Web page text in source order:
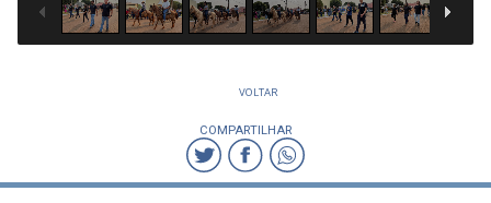
VOLTAR
COMPARTILHAR